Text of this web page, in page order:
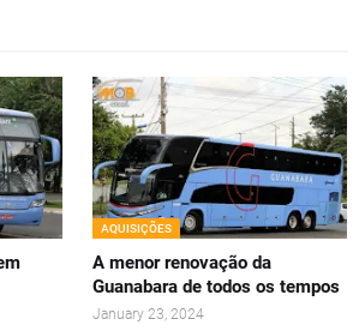
AQUISIÇÕES
A menor renovação da
Guanabara de todos os tempos
January 23, 2024